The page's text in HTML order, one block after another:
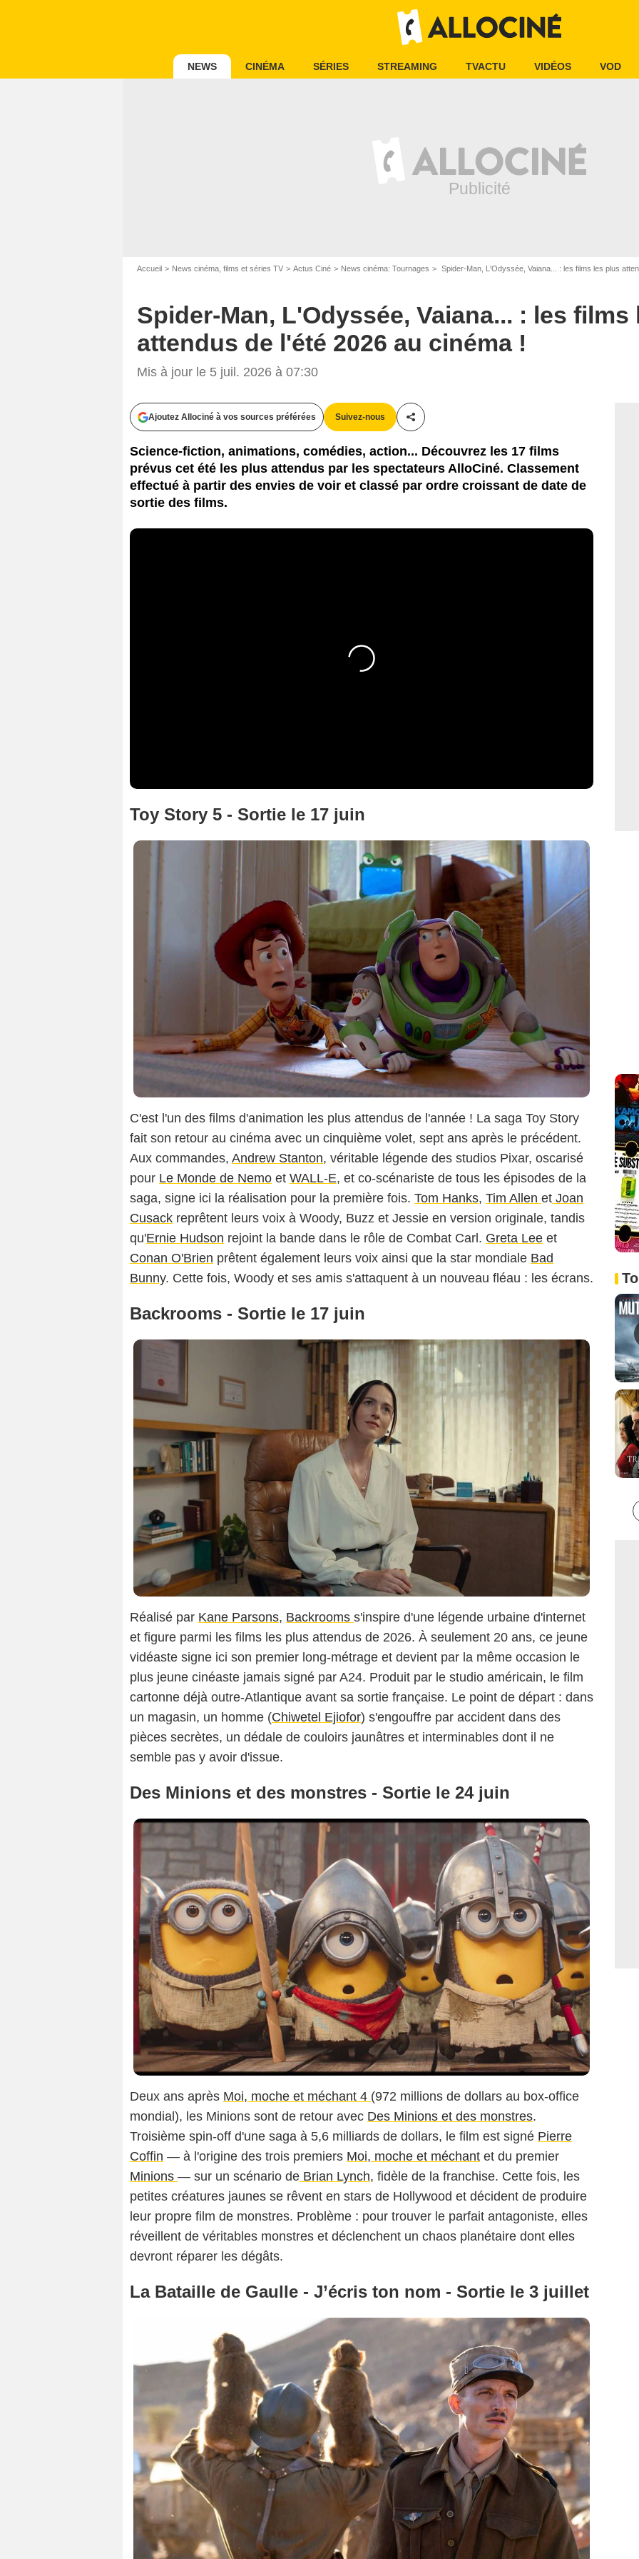
NEWS CINÉMA SÉRIES STREAMING TVACTU VIDÉOS VOD
Accueil News cinéma, films et séries TV Actus Ciné News cinéma: Tournages Spider-Man, L'Odyssée, Vaiana... : les films les plus
Spider-Man, L'Odyssée, Vaiana... : les films
attendus de l'été 2026 au cinéma !
Mis à jour le 5 juil. 2026 à 07:30
Ajoutez Allociné à vos sources préférées Suivez-nous
Partager cet article
Science-fiction, animations, comédies, action... Découvrez les 17 films
prévus cet été les plus attendus par les spectateurs AlloCiné. Classement
effectué à partir des envies de voir et classé par ordre croissant de date de
sortie des films.
Toy Story 5 - Sortie le 17 juin
C'est l'un des films d'animation les plus attendus de l'année ! La saga Toy Story
fait son retour au cinéma avec un cinquième volet, sept ans après le précédent.
Aux commandes, Andrew Stanton, véritable légende des studios Pixar, oscarisé
pour Le Monde de Nemo et WALL-E, et co-scénariste de tous les épisodes de la
saga, signe ici la réalisation pour la première fois. Tom Hanks, Tim Allen et Joan
Cusack reprêtent leurs voix à Woody, Buzz et Jessie en version originale, tandis
qu'Ernie Hudson rejoint la bande dans le rôle de Combat Carl. Greta Lee et
Conan O'Brien prêtent également leurs voix ainsi que la star mondiale Bad
Bunny. Cette fois, Woody et ses amis s'attaquent à un nouveau fléau : les écrans.
Backrooms - Sortie le 17 juin
Copyright A24
Réalisé par Kane Parsons, Backrooms s'inspire d'une légende urbaine d'internet
et figure parmi les films les plus attendus de 2026. À seulement 20 ans, ce jeune
vidéaste signe ici son premier long-métrage et devient par la même occasion le
plus jeune cinéaste jamais signé par A24. Produit par le studio américain, le film
cartonne déjà outre-Atlantique avant sa sortie française. Le point de départ : dans
un magasin, un homme (Chiwetel Ejiofor) s'engouffre par accident dans des
pièces secrètes, un dédale de couloirs jaunâtres et interminables dont il ne
semble pas y avoir d'issue.
Des Minions et des monstres - Sortie le 24 juin
Copyright Universal Studios. All Rights Reserved.
Deux ans après Moi, moche et méchant 4 (972 millions de dollars au box-office
mondial), les Minions sont de retour avec Des Minions et des monstres.
Troisième spin-off d'une saga à 5,6 milliards de dollars, le film est signé Pierre
Coffin — à l'origine des trois premiers Moi, moche et méchant et du premier
Minions — sur un scénario de Brian Lynch, fidèle de la franchise. Cette fois, les
petites créatures jaunes se rêvent en stars de Hollywood et décident de produire
leur propre film de monstres. Problème : pour trouver le parfait antagoniste, elles
réveillent de véritables monstres et déclenchent un chaos planétaire dont elles
devront réparer les dégâts.
La Bataille de Gaulle - J’écris ton nom - Sortie le 3 juillet
Copyright 2026 Pathé Films - TF1 Films Production - Belvédère - Auvergne Rhône Alpes Cinéma - Photo Malgosia
Abramowska
Copyright Warner Bros. Pictures